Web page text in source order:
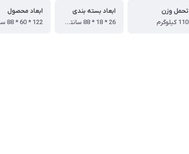
تحمل وزن
110 کیلوگرم
ابعاد بسته بندی
26 * 18 * 88 سانتی متر
ابعاد محصول